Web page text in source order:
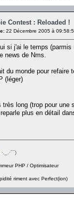
Contest : Reloaded !
22 Décembre 2005 à
si j'ai le temps
news de Nms.
du monde pour refaire
(léger)
très long (trop pour
plus en détail
PHP / Optimisateur
riment avec Perfect(ion)